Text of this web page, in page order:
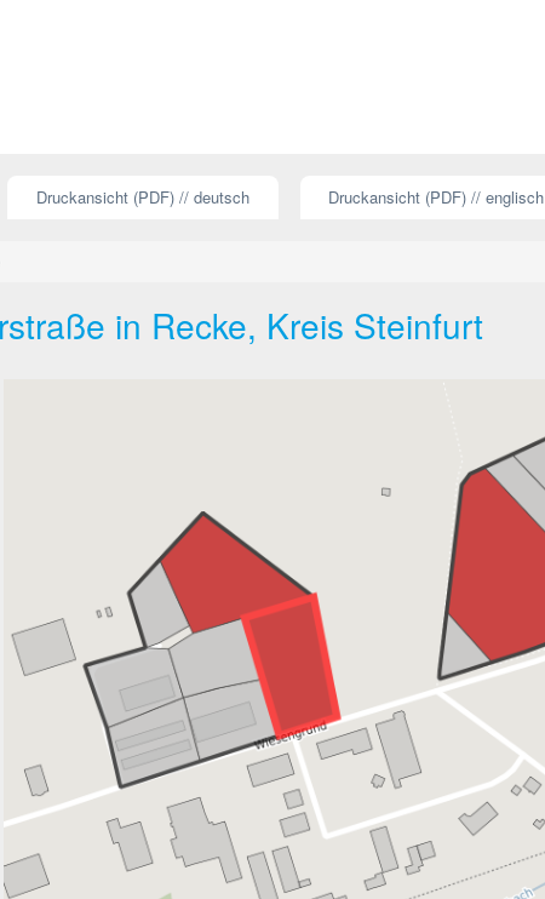
Druckansicht (PDF) // deutsch Druckansicht (PDF) // englisch
in Recke, Kreis Steinfurt